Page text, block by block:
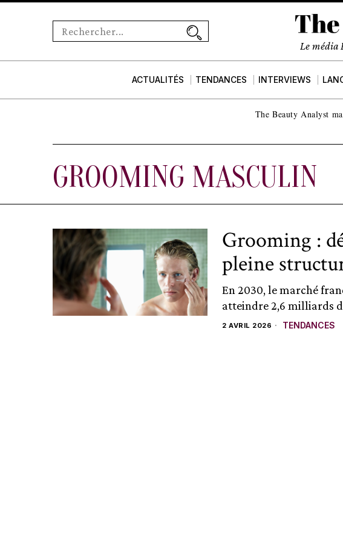
Le média
ACTUALITÉS TENDANCES INTERVIEWS
The Beauty Analyst
GROOMING MASCULIN
Grooming :
pleine
En 2030, le marché
atteindre 2,6 milliards
2 AVRIL 2026 TENDANCES